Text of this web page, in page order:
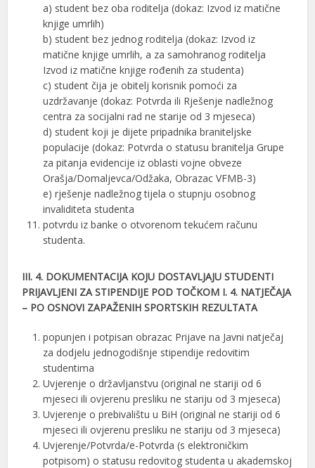
a) student bez oba roditelja (dokaz: Izvod iz matične
knjige umrlih)
b) student bez jednog roditelja (dokaz: Izvod iz
matične knjige umrlih, a za samohranog roditelja
Izvod iz matične knjige rođenih za studenta)
c) student čija je obitelj korisnik pomoći za
uzdržavanje (dokaz: Potvrda ili Rješenje nadležnog
centra za socijalni rad ne starije od 3 mjeseca)
d) student koji je dijete pripadnika braniteljske
populacije (dokaz: Potvrda o statusu branitelja Grupe
za pitanja evidencije iz oblasti vojne obveze
Orašja/Domaljevca/Odžaka, Obrazac VFMB-3)
e) rješenje nadležnog tijela o stupnju osobnog
invaliditeta studenta
potvrdu iz banke o otvorenom tekućem računu
studenta.
III. 4. DOKUMENTACIJA KOJU DOSTAVLJAJU STUDENTI
PRIJAVLJENI ZA STIPENDIJE POD TOČKOM I. 4. NATJEČAJA
– PO OSNOVI ZAPAŽENIH SPORTSKIH REZULTATA
popunjen i potpisan obrazac Prijave na Javni natječaj
za dodjelu jednogodišnje stipendije redovitim
studentima
Uvjerenje o državljanstvu (original ne stariji od 6
mjeseci ili ovjerenu presliku ne stariju od 3 mjeseca)
Uvjerenje o prebivalištu u BiH (original ne stariji od 6
mjeseci ili ovjerenu presliku ne stariju od 3 mjeseca)
Uvjerenje/Potvrda/e-Potvrda (s elektroničkim
potpisom) o statusu redovitog studenta u akademskoj